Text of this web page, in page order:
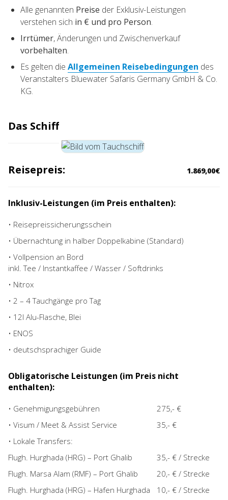
Alle genannten Preise der Exklusiv-Leistungen
verstehen sich in € und pro Person.
Irrtümer, Änderungen und Zwischenverkauf
vorbehalten.
Es gelten die Allgemeinen Reisebedingungen des
Veranstalters Bluewater Safaris Germany GmbH & Co.
KG.
Das Schiff
Reisepreis: 1.869,00€
Inklusiv-Leistungen (im Preis enthalten):
• Reisepreissicherungsschein
• Übernachtung in halber Doppelkabine (Standard)
• Vollpension an Bord
inkl. Tee / Instantkaffee / Wasser / Softdrinks
• Nitrox
• 2 – 4 Tauchgänge pro Tag
• 12l Alu-Flasche, Blei
• ENOS
• deutschsprachiger Guide
Obligatorische Leistungen (im Preis nicht
enthalten):
• Genehmigungsgebühren
275,- €
• Visum / Meet & Assist Service
35,- €
• Lokale Transfers:
Flugh. Hurghada (HRG) – Port Ghalib
35,- € / Strecke
Flugh. Marsa Alam (RMF) – Port Ghalib
20,- € / Strecke
Flugh. Hurghada (HRG) – Hafen Hurghada
10,- € / Strecke